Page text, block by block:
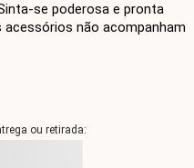
se poderosa e pronta
acessórios não acompanham
ou retirada: